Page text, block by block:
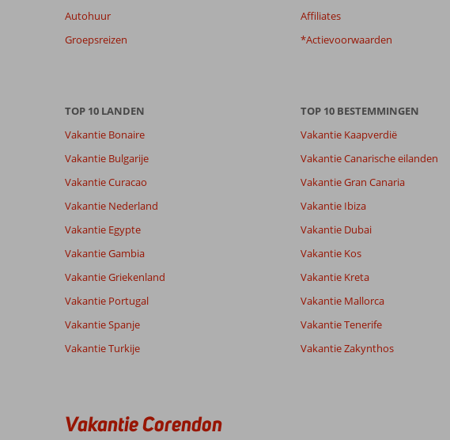
Meer
Totale score
Gebaseerd op:
178,1
Zeer goed
Eten
8,2
Kindvriendelijk
8,0
Wifi kwaliteit
Ervaringen
van onze
Filter reisgezelschap
Alle
8,0
Gezin met jong(e) kind(eren)
Over
Ik
Algemene indruk
Eten 8
Autohuur
Groepsreizen
Affiliates
*Actievoorwaarden
TOP 10 LANDEN
Vakantie Bonaire
Vakantie Bulgarije
Vakantie Curacao
Vakantie Nederland
Vakantie Egypte
Vakantie Gambia
Vakantie Griekenland
Vakantie Portugal
Vakantie Spanje
Vakantie Turkije
TOP 10 BESTEMMINGEN
Vakantie Kaapverdië
Vakantie Canarische eilanden
Vakantie Gran Canaria
Vakantie Ibiza
Vakantie Dubai
Vakantie Kos
Vakantie Kreta
Vakantie Mallorca
Vakantie Tenerife
Vakantie Zakynthos
Vakantie Corendon